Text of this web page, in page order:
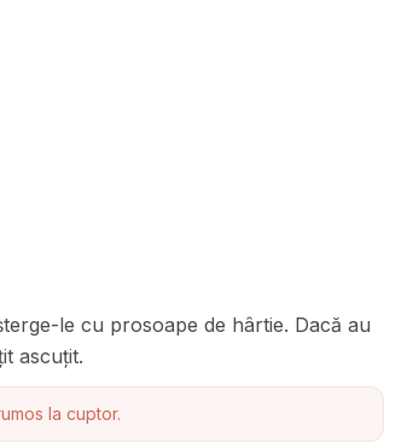
le cu prosoape de hârtie. Dacă au
ascuțit.
la cuptor.